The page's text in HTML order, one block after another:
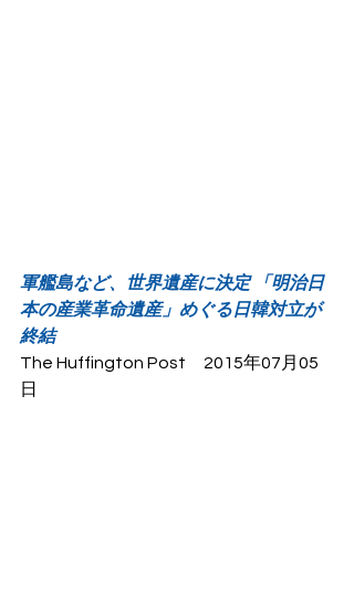
軍艦島など、世界遺産に決定 「明治日
本の産業革命遺産」めぐる日韓対立が
終結
The Huffington Post　2015年07月05
日